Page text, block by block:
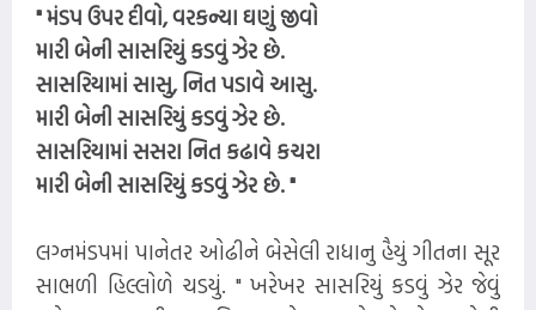
" મંડપ ઉપર દીવો, વરકન્યા ઘણું જીવો
મારી બેની સાસરિયું કડવું ઝેર છે.
સાસરિયામાં સાસુ, નિત પડાવે આસુ.
મારી બેની સાસરિયું કડવું ઝેર છે.
સાસરિયામાં સસરા નિત કઢાવે કચરા
મારી બેની સાસરિયું કડવું ઝેર છે. "
લગ્નમંડપમાં પાનેતર ઓઢીને બેસેલી રાધાનુ હૈયું ગીતના સૂર
સાભળી હિલ્લોળે ચડયું. " ખરેખર સાસરિયું કડવું ઝેર જેવું